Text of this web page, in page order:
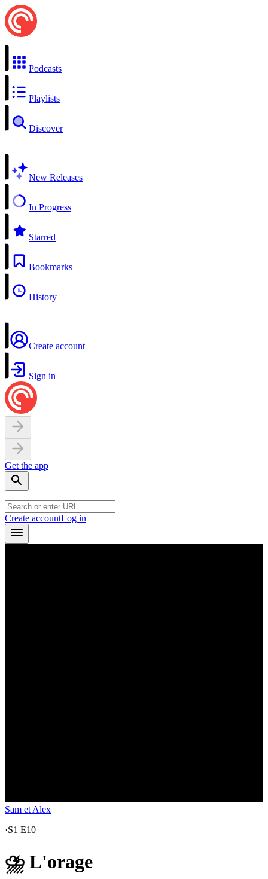
Podcasts
Playlists
Discover
New Releases
In Progress
Starred
Bookmarks
History
Create account
Sign in
Get the app
Create accountLog in
Sam et Alex
·S1 E10
⛈️ L'orage